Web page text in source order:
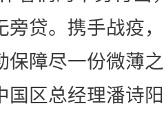
旁贷。携手战疫
保障尽一份微薄
国区总经理潘诗